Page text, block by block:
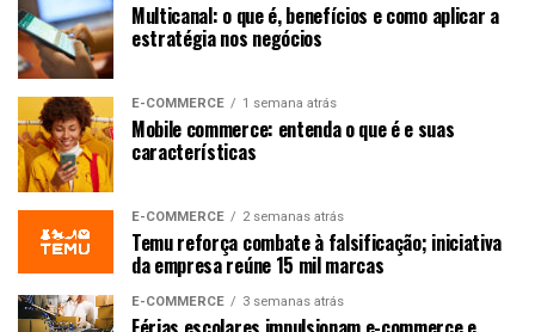
Multicanal: o que é, benefícios e como aplicar a
estratégia nos negócios
E-COMMERCE 1 semana atrás
Mobile commerce: entenda o que é e suas
características
E-COMMERCE 2 semanas atrás
Temu reforça combate à falsificação; iniciativa
da empresa reúne 15 mil marcas
E-COMMERCE 3 semanas atrás